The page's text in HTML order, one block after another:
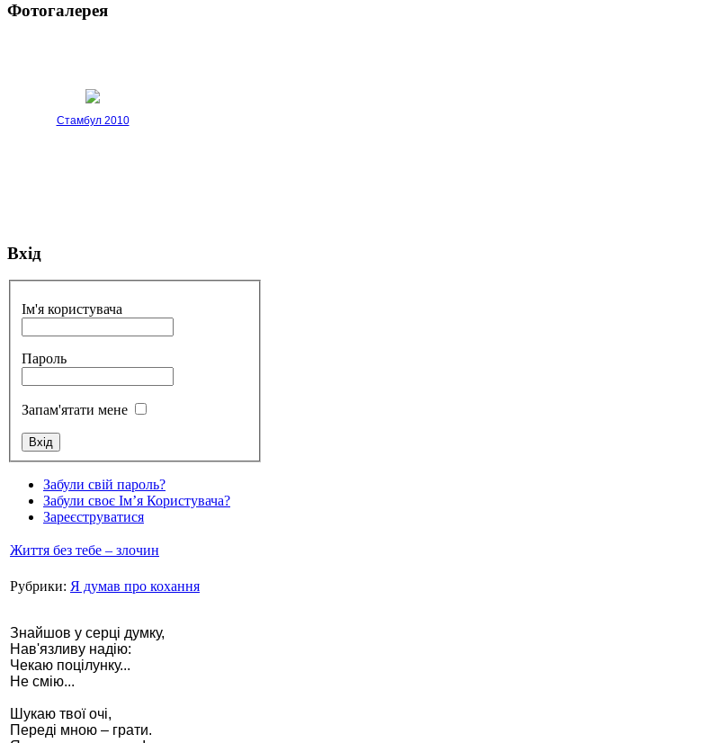
Фотогалерея
Стамбул 2010
Стамбул 2010
Стамбул 2010
Вхід
Ім'я користувача
Пароль
Запам'ятати мене
Забули свій пароль?
Забули своє Ім’я Користувача?
Зареєструватися
Життя без тебе – злочин
Рубрики: Я думав про кохання
Знайшов у серці думку,
Нав'язливу надію:
Чекаю поцілунку...
Не смію...
Шукаю твої очі,
Переді мною – грати.